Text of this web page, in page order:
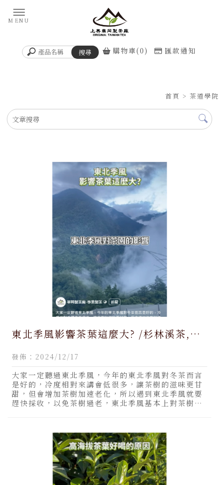
購物車(0) 匯款通知
首頁 > 茶道學院
東北季風影響茶葉這麼大? /杉林溪茶,南
茶,南投高山茶推薦
發佈：2024/12/17
大家一定聽過東北季風，今年的東北季風對冬茶而言
是好的，冷度相對來講會低很多，讓茶樹的滋味更甘
甜，但會增加茶樹加速老化，所以遇到東北季風就要
趕快採收，以免茶樹過老，東北季風基本上對茶樹是